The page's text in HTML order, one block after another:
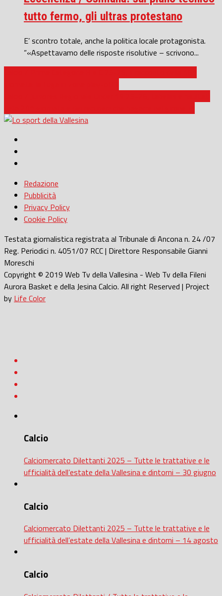
tutto fermo, gli ultras protestano
E’ scontro totale, anche la politica locale protagonista.
“«Aspettavamo delle risposte risolutive – scrivono...
Redazione
Pubblicità
Privacy Policy
Cookie Policy
Testata giornalistica registrata al Tribunale di Ancona n. 24 /07
Reg. Periodici n. 4051/07 RCC | Direttore Responsabile Gianni
Moreschi
Copyright © 2019 Web Tv della Vallesina - Web Tv della Fileni
Aurora Basket e della Jesina Calcio. All right Reserved | Project
by Life Color
Calcio
Calciomercato Dilettanti 2025 – Tutte le trattative e le
ufficialità dell’estate della Vallesina e dintorni – 30 giugno
Calcio
Calciomercato Dilettanti 2025 – Tutte le trattative e le
ufficialità dell’estate della Vallesina e dintorni – 14 agosto
Calcio